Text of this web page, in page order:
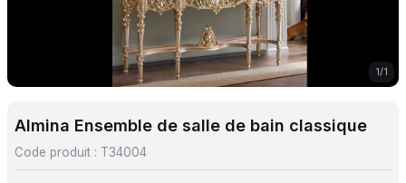
1/1
Almina Ensemble de salle de bain classique
Code produit : T34004